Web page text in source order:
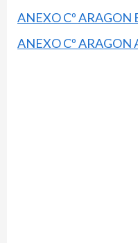
ANEXO Cº ARAGON
ANEXO Cº ARAGON